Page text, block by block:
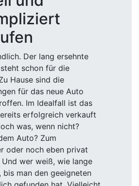
Der lang ersehnte
schon für die
Hause sind die
für das neue Auto
Im Idealfall ist das
erfolgreich verkauft
was, wenn nicht?
Auto? Zum
oder noch eben privat
wer weiß, wie lange
bis man den geeigneten